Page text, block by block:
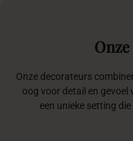
Onze
Onze decorateurs
oog voor detail en gevoel
een unieke setting